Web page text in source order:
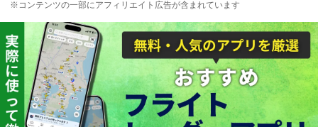
※コンテンツの一部にアフィリエイト広告が含まれています